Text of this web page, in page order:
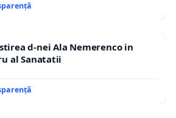
d-nei Ala Nemerenco in
al Sanatatii